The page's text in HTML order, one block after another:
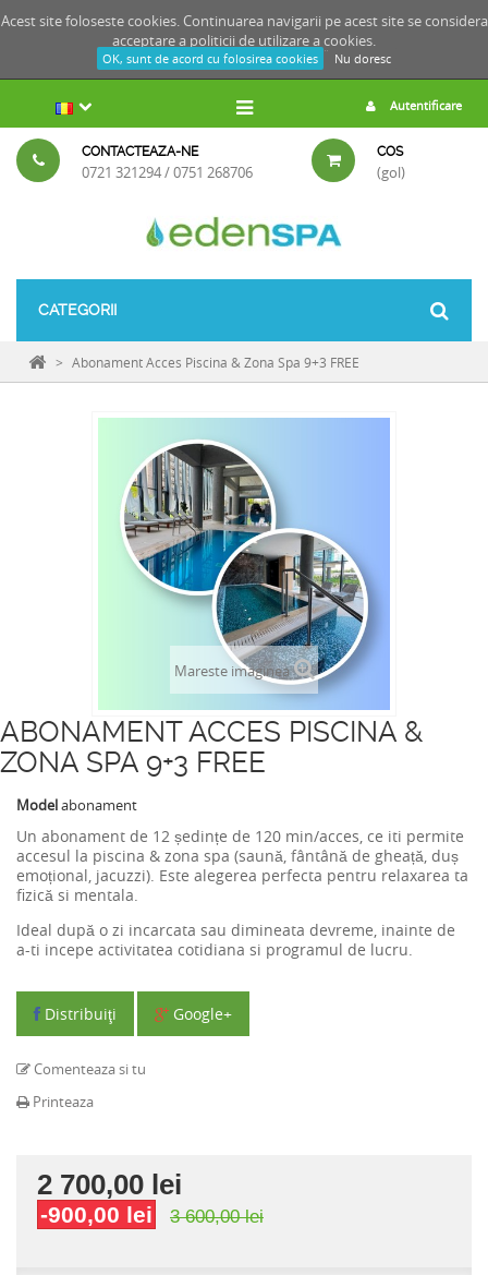
Acest site foloseste cookies. Continuarea navigarii pe acest site se considera
acceptare a politicii de utilizare a cookies.
OK, sunt de acord cu folosirea cookies Nu doresc
Autentificare
CONTACTEAZA-NE
0721 321294 / 0751 268706
COS
(gol)
CATEGORII
> Abonament Acces Piscina & Zona Spa 9+3 FREE
Mareste imaginea
ABONAMENT ACCES PISCINA &
ZONA SPA 9+3 FREE
Modelabonament
Un abonament de 12 ședințe de 120 min/acces, ce iti permite
accesul la piscina & zona spa (saună, fântână de gheață, duș
emoțional, jacuzzi). Este alegerea perfecta pentru relaxarea ta
fizică si mentala.
Ideal după o zi incarcata sau dimineata devreme, inainte de
a-ti incepe activitatea cotidiana si programul de lucru.
Distribuiţi Google+
Comenteaza si tu
Printeaza
2 700,00 lei
-900,00 lei 3 600,00 lei